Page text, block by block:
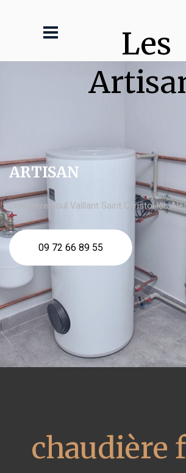
Les
ARTISAN
chaudière fioul Vaillant Saint Christol lès
09 72 66 89 55
chaudière